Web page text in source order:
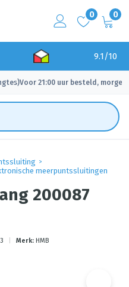
0 0
9.1/10
✓ Voor 21:00 uur besteld, morgen
meerpuntssluitingen
200087
Merk: HMB